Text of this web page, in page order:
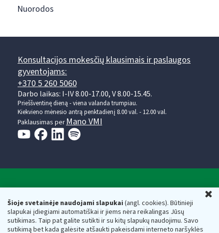
Šioje svetainėje naudojami slapukai(angl. cookies). Būtinieji
slapukai įdiegiami automatiškai ir jiems nėra reikalingas Jūsų
sutikimas. Taip pat galite sutikti ir su kitų slapukų naudojimu. Savo
sutikimą bet kada galėsite atšaukti pakeisdami interneto naršyklės
Nuorodos
Konsultacijos mokesčių klausimais ir paslaugos
gyventojams:
+370 5 260 5060
Darbo laikas: I-IV 8.00-17.00, V 8.00-15.45.
Prieššventinę dieną - viena valanda trumpiau.
Kiekvieno mėnesio antrą penktadienį 8.00 val. - 12.00 val.
Paklausimas per Mano VMI
Respublikos finansų ministerijos
Biudžetinė įstaiga. Juridinio asmens kodas — 188659752,
adresas: Vasario 16-osios g. 14, 01107 Vilnius, Lietuva, el.paštas: